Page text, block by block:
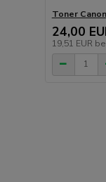
Toner
24,00
19,51 EUR